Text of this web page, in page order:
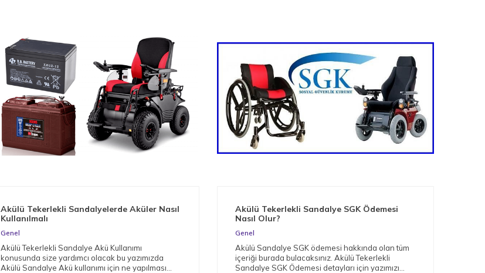
Akülü Tekerlekli Sandalyelerde Aküler Nasıl
Kullanılmalı
Genel
Akülü Tekerlekli Sandalye Akü Kullanımı
konusunda size yardımcı olacak bu yazımızda
Akülü Sandalye Akü kullanımı için ne yapılması
Akülü Tekerlekli Sandalye SGK Ödemesi
Nasıl Olur?
Genel
Akülü Sandalye SGK ödemesi hakkında olan tüm
içeriği burada bulacaksınız. Akülü Tekerlekli
Sandalye SGK Ödemesi detayları için yazımızı